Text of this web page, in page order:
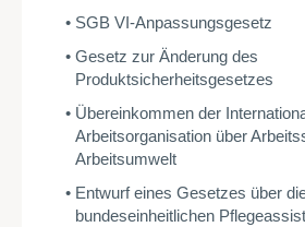
SGB VI-Anpassungsgesetz
Gesetz zur Änderung des
Produktsicherheitsgesetzes
Übereinkommen der
Arbeitsorganisation über
Arbeitsumwelt
Entwurf eines Gesetzes über
bundeseinheitlichen